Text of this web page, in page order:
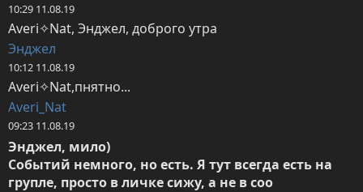
10:29 11.08.19
Averi✧Nat, Энджел, доброго утра
Энджел
10:12 11.08.19
Averi✧Nat,пнятно...
Averi_Nat
09:23 11.08.19
Энджел, мило)
Событий немного, но есть. Я тут всегда есть на
групле, просто в личке сижу, а не в соо